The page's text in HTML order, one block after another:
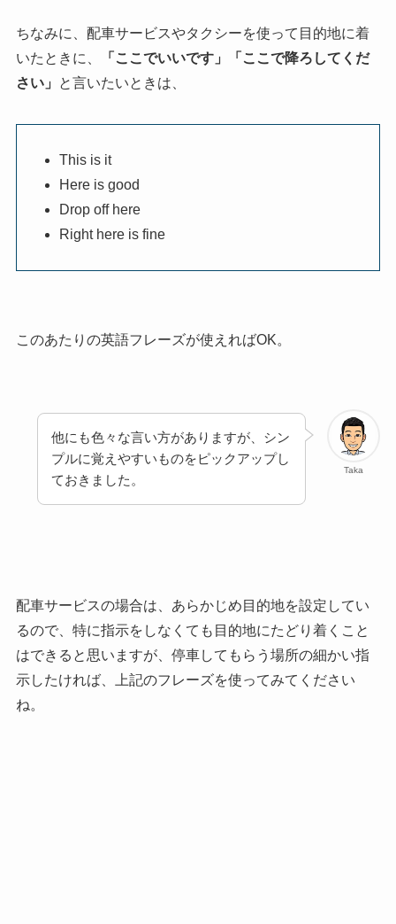
ちなみに、配車サービスやタクシーを使って目的地に着
いたときに、
「ここでいいです」「ここで降ろしてくだ
さい」
と言いたいときは、
This is it
Here is good
Drop off here
Right here is fine
このあたりの英語フレーズが使えればOK。
Taka
他にも色々な言い方がありますが、シン
プルに覚えやすいものをピックアップし
ておきました。
配車サービスの場合は、あらかじめ目的地を設定してい
るので、特に指示をしなくても目的地にたどり着くこと
はできると思いますが、停車してもらう場所の細かい指
示したければ、上記のフレーズを使ってみてください
ね。